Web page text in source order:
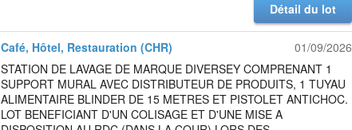
Détail du lot
Café, Hôtel, Restauration (CHR) 01/09/2026
STATION DE LAVAGE DE MARQUE DIVERSEY COMPRENANT 1
SUPPORT MURAL AVEC DISTRIBUTEUR DE PRODUITS, 1 TUYAU
ALIMENTAIRE BLINDER DE 15 METRES ET PISTOLET ANTICHOC.
LOT BENEFICIANT D'UN COLISAGE ET D'UNE MISE A